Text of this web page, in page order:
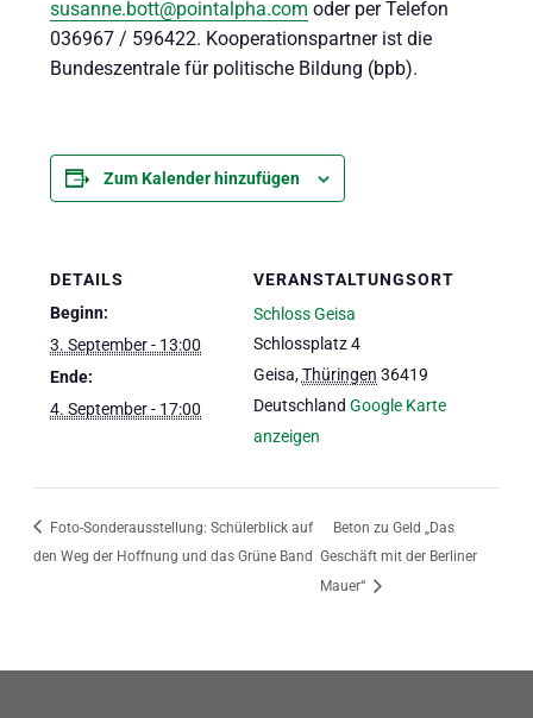
susanne.bott@pointalpha.com oder per Telefon
036967 / 596422. Kooperationspartner ist die
Bundeszentrale für politische Bildung (bpb).
Zum Kalender hinzufügen
DETAILS
Beginn:
3. September - 13:00
Ende:
4. September - 17:00
VERANSTALTUNGSORT
Schloss Geisa
Schlossplatz 4
Geisa, Thüringen 36419
Deutschland Google Karte
anzeigen
Foto-Sonderausstellung: Schülerblick auf
den Weg der Hoffnung und das Grüne Band
Beton zu Geld „Das
Geschäft mit der Berliner
Mauer“